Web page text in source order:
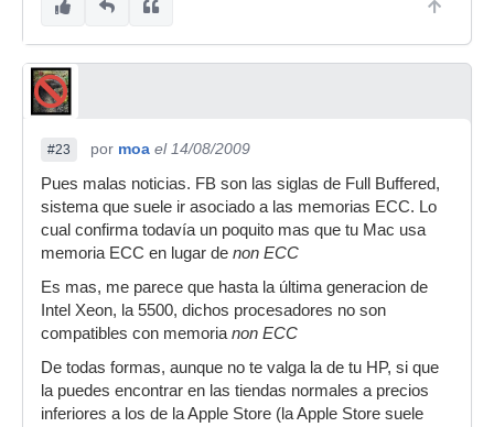
#23 por moa el 14/08/2009
Pues malas noticias. FB son las siglas de Full Buffered,
sistema que suele ir asociado a las memorias ECC. Lo
cual confirma todavía un poquito mas que tu Mac usa
memoria ECC en lugar de non ECC
Es mas, me parece que hasta la última generacion de
Intel Xeon, la 5500, dichos procesadores no son
compatibles con memoria non ECC
De todas formas, aunque no te valga la de tu HP, si que
la puedes encontrar en las tiendas normales a precios
inferiores a los de la Apple Store (la Apple Store suele